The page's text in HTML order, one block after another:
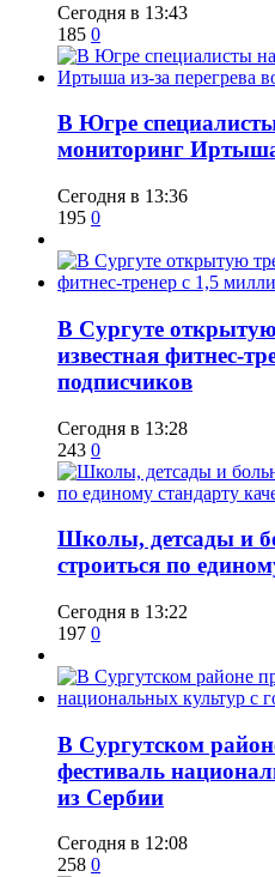
Сегодня в 13:43
185 0
В Югре
мониторинг Иртыша
Сегодня в 13:36
195 0
В Сургуте
известная фитнес-
подписчиков
Сегодня в 13:28
243 0
Школы, детсады и
строиться по
Сегодня в 13:22
197 0
В Сургутском
фестиваль
из Сербии
Сегодня в 12:08
258 0